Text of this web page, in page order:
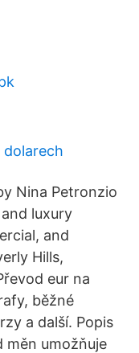
dolarech
Nina Petronzio
luxury
and
Hills,
eur na
běžné
a další. Popis
měn umožňuje